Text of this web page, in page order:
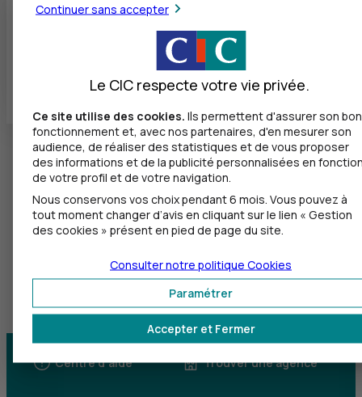
Centre d'aide Trouver une agence
Continuer sans accepter
Le CIC respecte votre vie privée.
Ce site utilise des cookies. Ils permettent d'assurer son bon
fonctionnement et, avec nos partenaires, d'en mesurer son
audience, de réaliser des statistiques et de vous proposer
des informations et de la publicité personnalisées en
de votre profil et de votre navigation.
Nous conservons vos choix pendant 6 mois. Vous pouvez à
tout moment changer d’avis en cliquant sur le lien « Gestion
des cookies » présent en pied de page du site.
Accepter et Fermer
Paramétrer
Consulter notre politique Cookies